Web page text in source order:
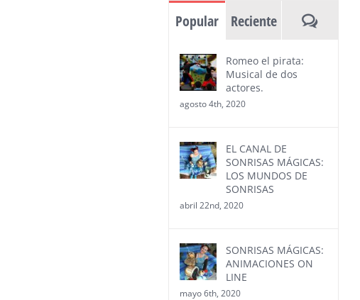
Popular Reciente
Romeo el pirata:
Musical de dos
actores.
agosto 4th, 2020
EL CANAL DE
SONRISAS MÁGICAS:
LOS MUNDOS DE
SONRISAS
abril 22nd, 2020
SONRISAS MÁGICAS:
ANIMACIONES ON
LINE
mayo 6th, 2020